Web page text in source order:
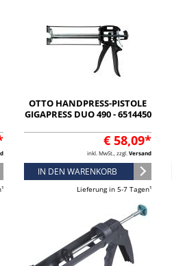
OTTO HANDPRESS-PISTOLE
GIGAPRESS DUO 490 - 6514450
€ 58,09*
inkl. MwSt., zzgl. Versand
IN DEN WARENKORB
Lieferung in 5-7 Tagen¹